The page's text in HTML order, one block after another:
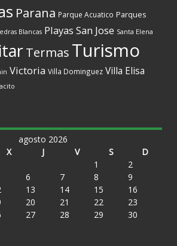
Parana Parque Acuatico Parques
Blancas Playas San Jose Santa Elena
Termas Turismo
Victoria Villa Dominguez Villa Elisa
agosto 2026
X J V S D
1
2
6 7 8
9
13 14 15
16
20 21 22
23
27 28 29
30